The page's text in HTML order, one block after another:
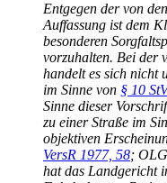
Entgegen der von
Auffassung ist dem
besonderen
vorzuhalten. Bei der
handelt es sich nicht
im Sinne von § 10
Sinne dieser
zu einer Straße im
objektiven
VersR 1977, 58;
hat das Landgericht